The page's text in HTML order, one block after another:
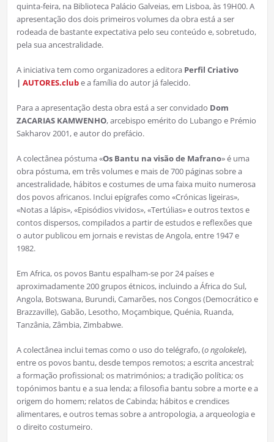
quinta-feira, na Biblioteca Palácio Galveias, em Lisboa, às 19H00. A
apresentação dos dois primeiros volumes da obra está a ser
rodeada de bastante expectativa pelo seu conteúdo e, sobretudo,
pela sua ancestralidade.
A iniciativa tem como organizadores a editora Perfil Criativo
| AUTORES.clube a família do autor já falecido.
Para a apresentação desta obra está a ser convidado Dom
ZACARIAS KAMWENHO, arcebispo emérito do Lubango e Prémio
Sakharov 2001, e autor do prefácio.
A colectânea póstuma «Os Bantu na visão de Mafrano» é uma
obra póstuma, em três volumes e mais de 700 páginas sobre a
ancestralidade, hábitos e costumes de uma faixa muito numerosa
dos povos africanos. Inclui epígrafes como «Crónicas ligeiras»,
«Notas a lápis», «Episódios vividos», «Tertúlias» e outros textos e
contos dispersos, compilados a partir de estudos e reflexões que
o autor publicou em jornais e revistas de Angola, entre 1947 e
1982.
Em Africa, os povos Bantu espalham-se por 24 países e
aproximadamente 200 grupos étnicos, incluindo a África do Sul,
Angola, Botswana, Burundi, Camarões, nos Congos (Democrático e
Brazzaville), Gabão, Lesotho, Moçambique, Quénia, Ruanda,
Tanzânia, Zâmbia, Zimbabwe.
A colectânea inclui temas como o uso do telégrafo, (o ngolokele),
entre os povos bantu, desde tempos remotos; a escrita ancestral;
a formação profissional; os matrimónios; a tradição política; os
topónimos bantu e a sua lenda; a filosofia bantu sobre a morte e a
origem do homem; relatos de Cabinda; hábitos e crendices
alimentares, e outros temas sobre a antropologia, a arqueologia e
o direito costumeiro.